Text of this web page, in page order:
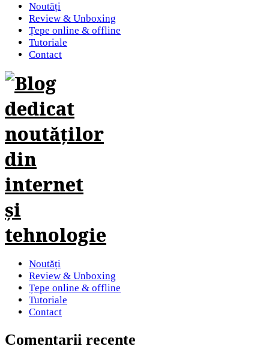
Noutăți
Review & Unboxing
Țepe online & offline
Tutoriale
Contact
Noutăți
Review & Unboxing
Țepe online & offline
Tutoriale
Contact
Comentarii recente